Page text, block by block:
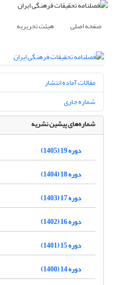
صفحه اصلی هیئت تحریریه
مقالات آماده انتشار
شماره جاری
شماره‌های پیشین نشریه
دوره 19 (1405)
دوره 18 (1404)
دوره 17 (1403)
دوره 16 (1402)
دوره 15 (1401)
دوره 14 (1400)